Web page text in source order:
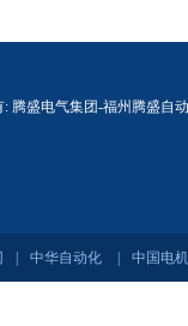
: 腾盛电气集团-福州腾盛自
中华自动化 中国电